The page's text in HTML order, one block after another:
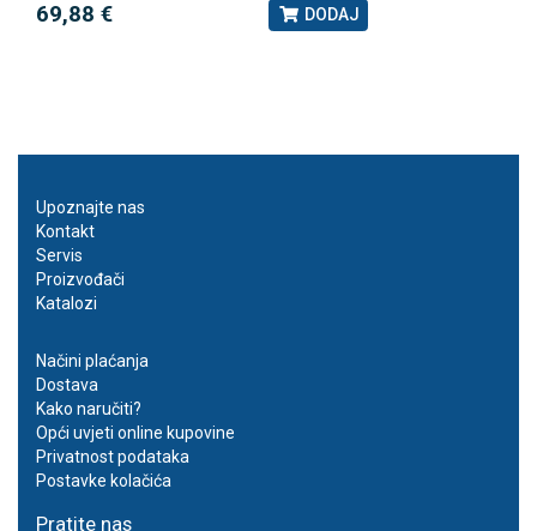
69,88 € DODAJ
Upoznajte nas
Kontakt
Servis
Proizvođači
Katalozi
Načini plaćanja
Dostava
Kako naručiti?
Opći uvjeti online kupovine
Privatnost podataka
Postavke kolačića
Pratite nas